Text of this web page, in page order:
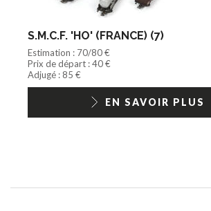
S.M.C.F. 'HO' (FRANCE) (7)
Estimation : 70/80 €
Prix de départ : 40 €
Adjugé : 85 €
EN SAVOIR PLUS